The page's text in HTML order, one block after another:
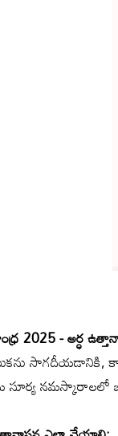
2025 - అర్ధ
సాగదీయడానికి,
సూర్య నమస్కారాలలో